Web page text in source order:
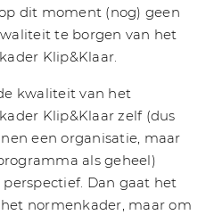
dit moment (nog) geen
te borgen van het
Klip&Klaar.
kwaliteit van het
Klip&Klaar zelf (dus
een organisatie, maar
als geheel)
Dan gaat het
normenkader, maar om